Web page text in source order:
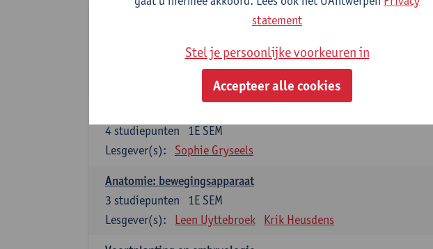
Studium generale in de biomedische wetenschappen deel 1:
1E SEM
Anja Verhulst Sebastiaan De Schepper
1E SEM
4 studiepunten
Lesgever(s):
Sophie Gryseels
Anatomie: bewegingsapparaat
1E SEM
3 studiepunten
Lesgever(s):
Leen Uyttebroek Krik Heusdens
statement
Stel je persoonlijke voorkeuren in
Accepteer alle cookies